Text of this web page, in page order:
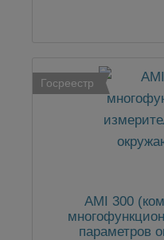
Госреестр
AMI 300
параметров